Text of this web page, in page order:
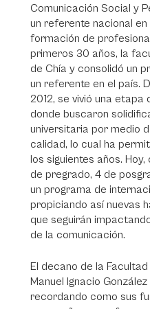
Comunicación Social y
un referente nacional en
formación de
primeros 30 años, la
de Chía y consolidó un
un referente en el país.
2012, se vivió una
donde buscaron
universitaria por medio
calidad, lo cual ha
los siguientes años.
de pregrado, 4 de
un programa de
propiciando así nuevas
que seguirán
de la comunicación.
El decano de la
Manuel Ignacio
recordando como sus